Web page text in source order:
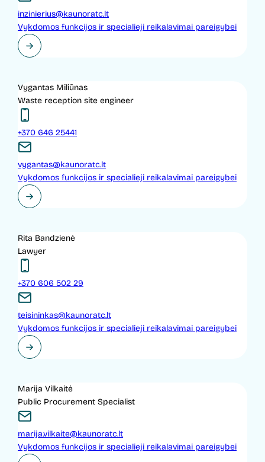
inzinierius@kaunoratc.lt
Vykdomos funkcijos ir specialieji reikalavimai pareigybei
Vygantas Miliūnas
Waste reception site engineer
+370 646 25441
vygantas@kaunoratc.lt
Vykdomos funkcijos ir specialieji reikalavimai pareigybei
Rita Bandzienė
Lawyer
+370 606 502 29
teisininkas@kaunoratc.lt
Vykdomos funkcijos ir specialieji reikalavimai pareigybei
Marija Vilkaitė
Public Procurement Specialist
marija.vilkaite@kaunoratc.lt
Vykdomos funkcijos ir specialieji reikalavimai pareigybei